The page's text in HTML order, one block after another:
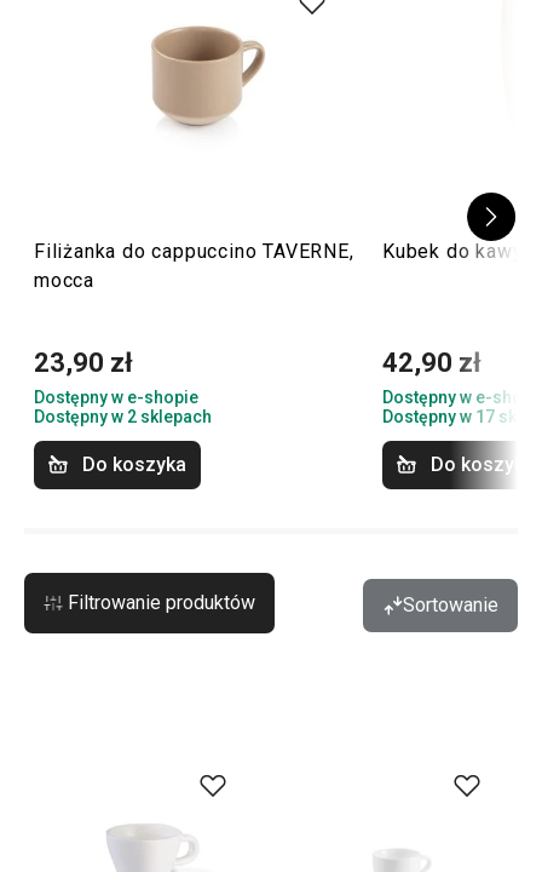
Filiżanka do cappuccino TAVERNE,
mocca
23,90 zł
Dostępny w e-shopie
Dostępny w 2 sklepach
Do koszyka
Kubek do kawy
42,90 zł
Dostępny w e-
Dostępny w 17
Do koszyka
Filtrowanie produktów Sortowanie